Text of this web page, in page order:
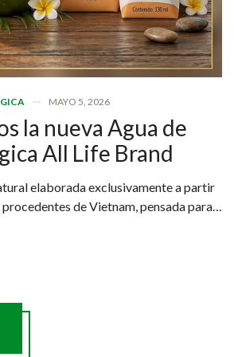
MAYO 5, 2026
la nueva Agua de
All Life Brand
elaborada exclusivamente a partir
de Vietnam, pensada para